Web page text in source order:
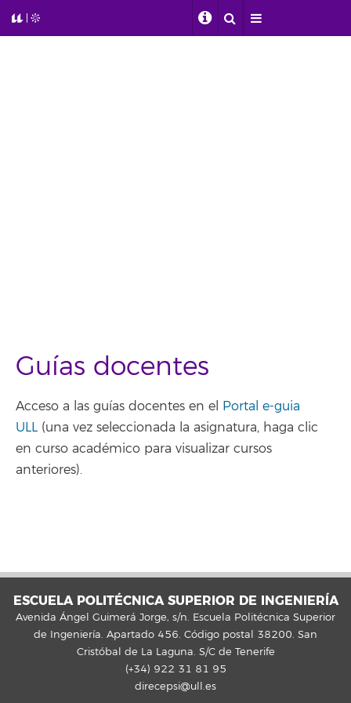
Guías docentes
Acceso a las guías docentes en el Portal e-guia
ULL (una vez seleccionada la asignatura, haga clic
en curso académico para visualizar cursos
anteriores).
ESCUELA POLITÉCNICA SUPERIOR DE INGENIERÍA
Avenida Ángel Guimerá Jorge, s/n. Escuela Politécnica Superior
de Ingeniería. Apartado 456. Código postal 38200. San
Cristóbal de La Laguna. S/C de Tenerife
(+34) 922 31 81 95
direcepsi@ull.es